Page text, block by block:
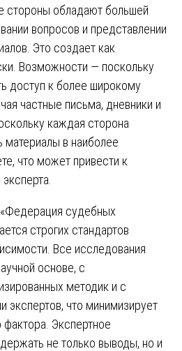
стороны обладают большей
вопросов и представлении
Это создает как
Возможности — поскольку
доступ к более широкому
частные письма, дневники и
каждая сторона
материалы в наиболее
что может привести к
судебных
строгих стандартов
Все исследования
основе, с
методик и с
экспертов, что минимизирует
фактора. Экспертное
не только выводы, но и